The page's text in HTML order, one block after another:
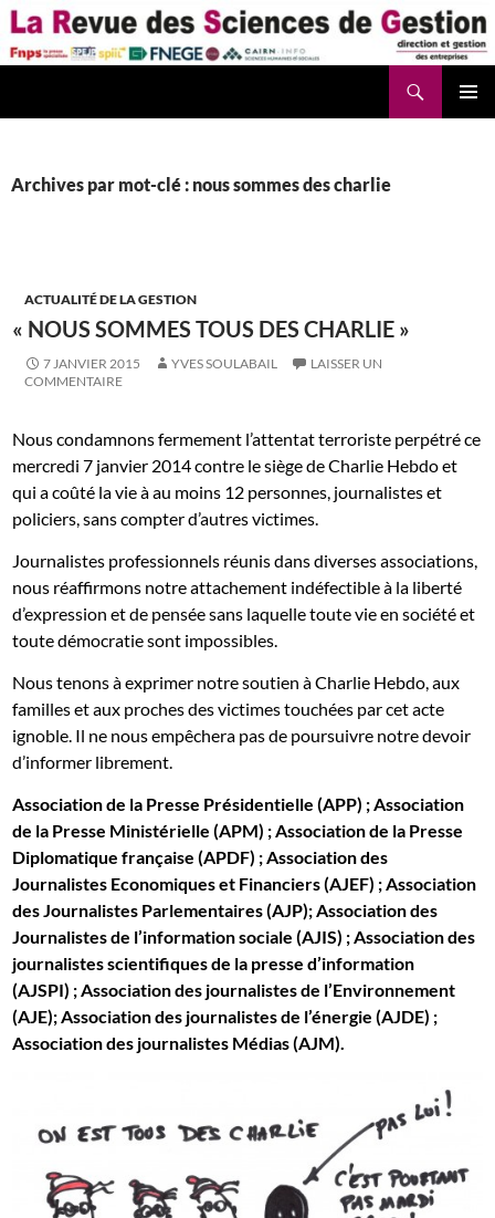
Aller
au
contenu
Archives par mot-clé : nous sommes des charlie
ACTUALITÉ DE LA GESTION
« NOUS SOMMES TOUS DES CHARLIE »
7 JANVIER 2015 YVES SOULABAIL
LAISSER UN
COMMENTAIRE
Nous condamnons fermement l’attentat terroriste perpétré ce
mercredi 7 janvier 2014 contre le siège de Charlie Hebdo et
qui a coûté la vie à au moins 12 personnes, journalistes et
policiers, sans compter d’autres victimes.
Journalistes professionnels réunis dans diverses associations,
nous réaffirmons notre attachement indéfectible à la liberté
d’expression et de pensée sans laquelle toute vie en société et
toute démocratie sont impossibles.
Nous tenons à exprimer notre soutien à Charlie Hebdo, aux
familles et aux proches des victimes touchées par cet acte
ignoble. Il ne nous empêchera pas de poursuivre notre devoir
d’informer librement.
Association de la Presse Présidentielle (APP) ; Association
de la Presse Ministérielle (APM) ; Association de la Presse
Diplomatique française (APDF) ; Association des
Journalistes Economiques et Financiers (AJEF) ; Association
des Journalistes Parlementaires (AJP); Association des
Journalistes de l’information sociale (AJIS) ; Association des
journalistes scientifiques de la presse d’information
(AJSPI) ; Association des journalistes de l’Environnement
(AJE); Association des journalistes de l’énergie (AJDE) ;
Association des journalistes Médias (AJM).